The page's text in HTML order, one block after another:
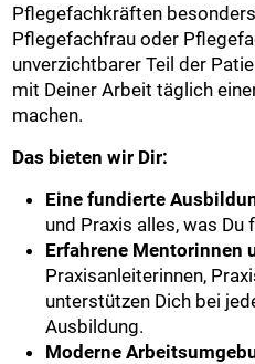
Pflegefachkräften
Pflegefachfrau oder
unverzichtbarer Teil der
mit Deiner Arbeit täglich
machen.
Das bieten wir Dir:
Eine fundierte
und Praxis alles, was Du
Erfahrene Mentorinnen
Praxisanleiterinnen,
unterstützen Dich bei
Ausbildung.
Moderne